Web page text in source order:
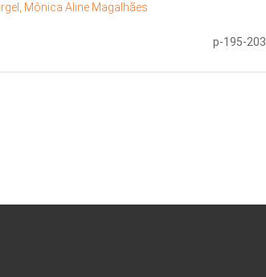
Mônica Aline Magalhães
p-195-203